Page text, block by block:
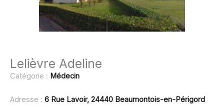
Lelièvre Adeline
Catégorie : Médecin
Adresse : 6 Rue Lavoir, 24440 Beaumontois-en-Périgord